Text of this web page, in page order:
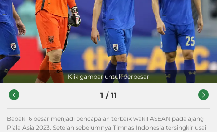
Klik gambar untuk perbesar
1 / 11
Babak 16 besar menjadi pencapaian terbaik wakil ASEAN pada ajang
Piala Asia 2023. Setelah sebelumnya Timnas Indonesia tersingkir usai